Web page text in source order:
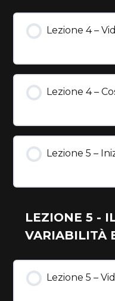
Lezione 4 –
Lezione 4 –
Lezione 5 –
LEZIONE 5 -
VARIABILITÀ
Lezione 5 –